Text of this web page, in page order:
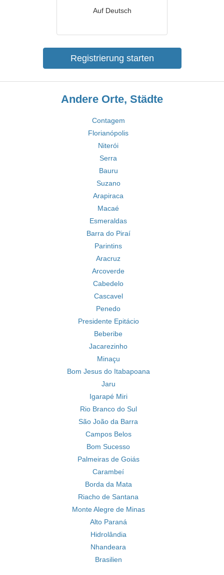
Auf Deutsch
Registrierung starten
Andere Orte, Städte
Contagem
Florianópolis
Niterói
Serra
Bauru
Suzano
Arapiraca
Macaé
Esmeraldas
Barra do Piraí
Parintins
Aracruz
Arcoverde
Cabedelo
Cascavel
Penedo
Presidente Epitácio
Beberibe
Jacarezinho
Minaçu
Bom Jesus do Itabapoana
Jaru
Igarapé Miri
Rio Branco do Sul
São João da Barra
Campos Belos
Bom Sucesso
Palmeiras de Goiás
Carambeí
Borda da Mata
Riacho de Santana
Monte Alegre de Minas
Alto Paraná
Hidrolândia
Nhandeara
Brasilien